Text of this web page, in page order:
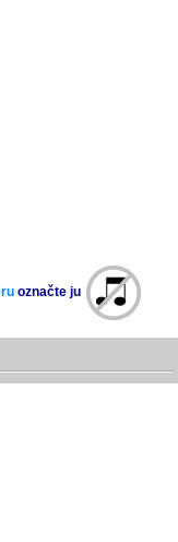
označte ju